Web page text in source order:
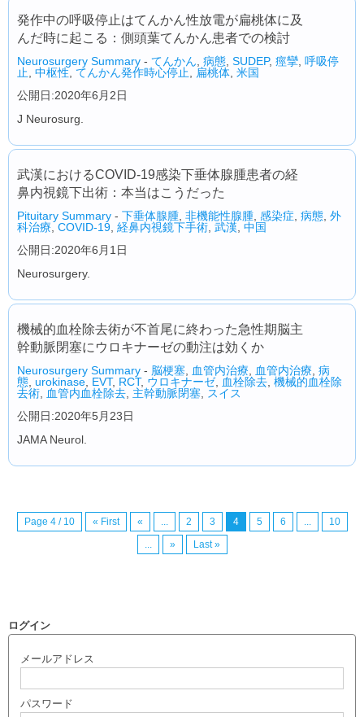
発作中の呼吸停止はてんかん性放電が扁桃体に及
んだ時に起こる：側頭葉てんかん患者での検討
Neurosurgery Summary - てんかん 病態 SUDEP, 痙攣 呼吸停
止
中枢性 てんかん発作時心停止 扁桃体 米国
公開日:2020年6月2日
J Neurosurg.
武漢におけるCOVID-19感染下垂体腺腫患者の経
鼻内視鏡下出術：本当はこうだった
Pituitary Summary - 下垂体腺腫 非機能性腺腫 感染症 病態 外
科治療 COVID-19 経鼻内視鏡下手術 武漢 中国
公開日:2020年6月1日
Neurosurgery.
機械的血栓除去術が不首尾に終わった急性期脳主
幹動脈閉塞にウロキナーゼの動注は効くか
Neurosurgery Summary - 脳梗塞 血管内治療 血管内治療 病
態 urokinase EVT, RCT, ウロキナーゼ, 血栓除去 機械的血栓除
去術
血管内血栓除去 主幹動脈閉塞
スイス
公開日:2020年5月23日
JAMA Neurol.
Page 4 / 10 « First « ... 2 3 4 5 6 ...
10
...
» Last »
ログイン
メールアドレス
パスワード